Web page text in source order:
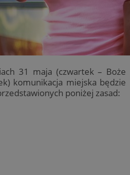
31 maja (czwartek – Boże
komunikacja miejska będzie
poniżej zasad: